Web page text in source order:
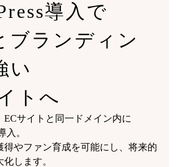
導入で
ブランディン
い
トへ
ECサイトと同一ドメイン内に
入。
得やファン育成を可能にし、将来的
します。